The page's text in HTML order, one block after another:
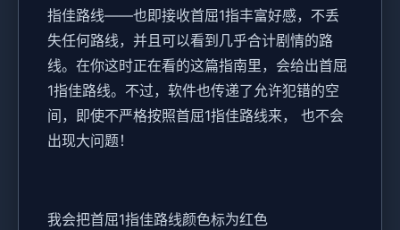
指佳路线——也即接收首屈1指丰富好感，不丢
失任何路线，并且可以看到几乎合计剧情的路
线。在你这时正在看的这篇指南里，会给出首屈
1指佳路线。不过，软件也传递了允许犯错的空
间，即使不严格按照首屈1指佳路线来， 也不会
出现大问题！
我会把首屈1指佳路线颜色标为红色